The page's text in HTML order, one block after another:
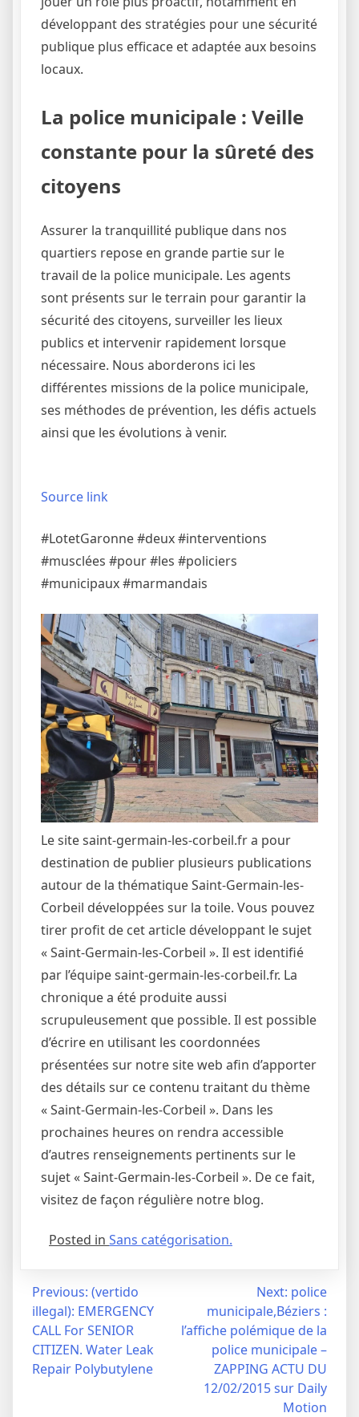
développant des stratégies pour une sécurité
publique plus efficace et adaptée aux besoins
locaux.
La police municipale : Veille
constante pour la sûreté des
citoyens
Assurer la tranquillité publique dans nos
quartiers repose en grande partie sur le
travail de la police municipale. Les agents
sont présents sur le terrain pour garantir la
sécurité des citoyens, surveiller les lieux
publics et intervenir rapidement lorsque
nécessaire. Nous aborderons ici les
différentes missions de la police municipale,
ses méthodes de prévention, les défis actuels
ainsi que les évolutions à venir.
Source link
#LotetGaronne #deux #interventions
#musclées #pour #les #policiers
#municipaux #marmandais
Le site saint-germain-les-corbeil.fr a pour
destination de publier plusieurs publications
autour de la thématique Saint-Germain-les-
Corbeil développées sur la toile. Vous pouvez
tirer profit de cet article développant le sujet
« Saint-Germain-les-Corbeil ». Il est identifié
par l’équipe saint-germain-les-corbeil.fr. La
chronique a été produite aussi
scrupuleusement que possible. Il est possible
d’écrire en utilisant les coordonnées
présentées sur notre site web afin d’apporter
des détails sur ce contenu traitant du thème
« Saint-Germain-les-Corbeil ». Dans les
prochaines heures on rendra accessible
d’autres renseignements pertinents sur le
sujet « Saint-Germain-les-Corbeil ». De ce fait,
visitez de façon régulière notre blog.
Posted in Sans catégorisation.
Navigation
l’article
Previous: (vertido
illegal): EMERGENCY
CALL For SENIOR
CITIZEN. Water Leak
Repair Polybutylene
Next: police
municipale,Béziers :
l’affiche polémique de la
police municipale –
ZAPPING ACTU DU
12/02/2015 sur Daily
Motion